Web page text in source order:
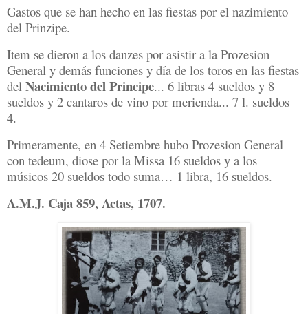
Gastos que se han hecho en las fiestas por el nazimiento
del Prinzipe.
Item se dieron a los danzes por asistir a la Prozesion
General y demás funciones y día de los toros en las fiestas
del Nacimiento del Principe... 6 libras 4 sueldos y 8
sueldos y 2 cantaros de vino por merienda... 7 l. sueldos
4.
Primeramente, en 4 Setiembre hubo Prozesion General
con tedeum, diose por la Missa 16 sueldos y a los
músicos 20 sueldos todo suma… 1 libra, 16 sueldos.
A.M.J. Caja 859, Actas, 1707.